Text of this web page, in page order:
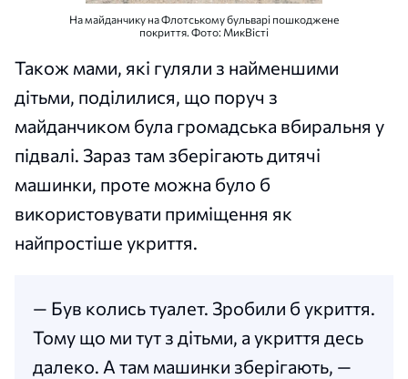
На майданчику на Флотському бульварі пошкоджене
покриття. Фото: МикВісті
Також мами, які гуляли з найменшими
дітьми, поділилися, що поруч з
майданчиком була громадська вбиральня у
підвалі. Зараз там зберігають дитячі
машинки, проте можна було б
використовувати приміщення як
найпростіше укриття.
— Був колись туалет. Зробили б укриття.
Тому що ми тут з дітьми, а укриття десь
далеко. А там машинки зберігають, —